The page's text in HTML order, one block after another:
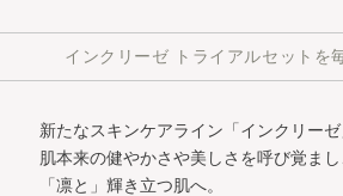
インクリーゼ トライアルセットを
新たなスキンケアライン「インクリーゼ
肌本来の健やかさや美しさを呼び覚ま
「凛と」輝き立つ肌へ。